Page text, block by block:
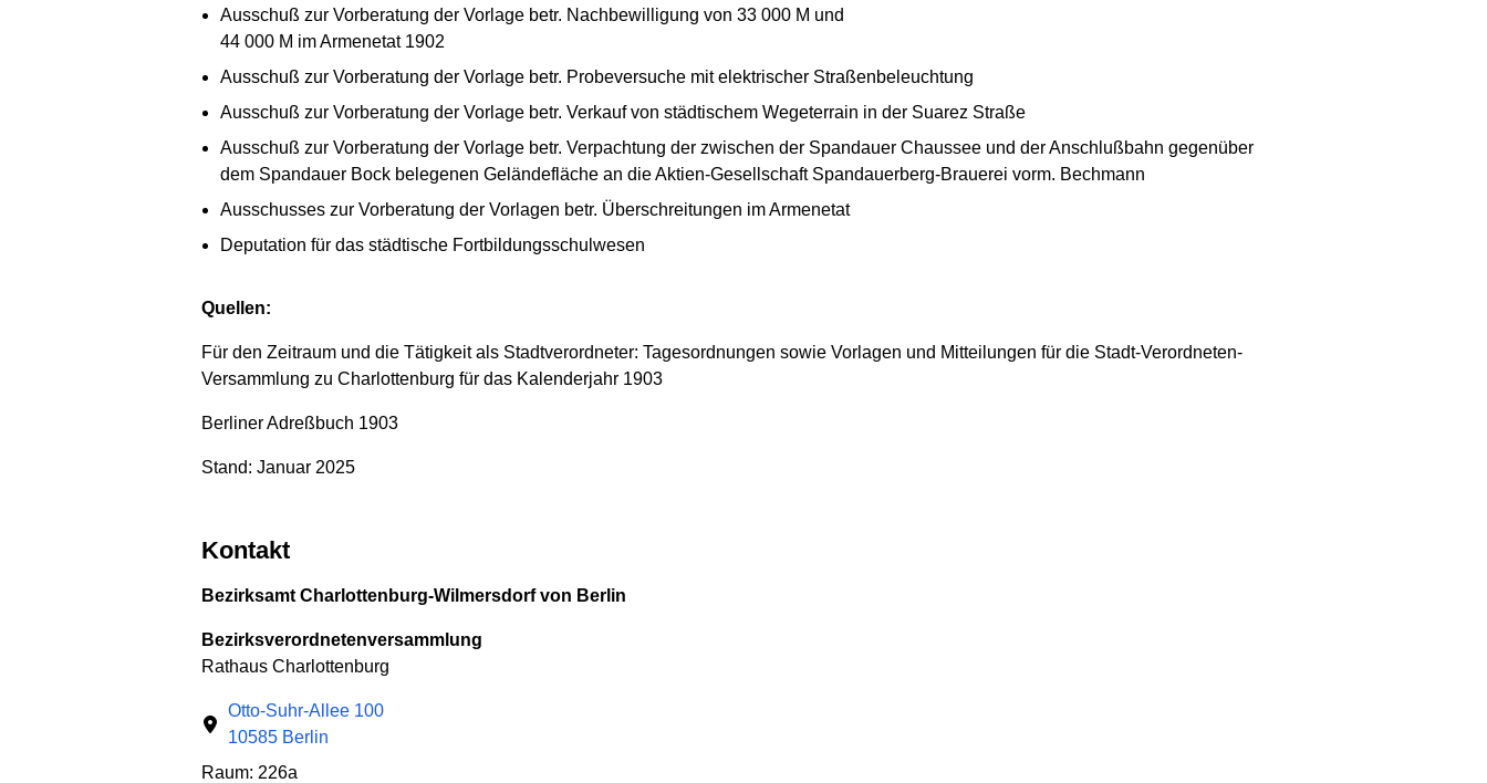
Ausschuß zur Vorberatung der Vorlage betr. Nachbewilligung von 33 000 M und
44 000 M im Armenetat 1902
Ausschuß zur Vorberatung der Vorlage betr. Probeversuche mit elektrischer Straßenbeleuchtung
Ausschuß zur Vorberatung der Vorlage betr. Verkauf von städtischem Wegeterrain in der Suarez Straße
Ausschuß zur Vorberatung der Vorlage betr. Verpachtung der zwischen der Spandauer Chaussee und der Anschlußbahn gegenüber
dem Spandauer Bock belegenen Geländefläche an die Aktien-Gesellschaft Spandauerberg-Brauerei vorm. Bechmann
Ausschusses zur Vorberatung der Vorlagen betr. Überschreitungen im Armenetat
Deputation für das städtische Fortbildungsschulwesen
Quellen:
Für den Zeitraum und die Tätigkeit als Stadtverordneter: Tagesordnungen sowie Vorlagen und Mitteilungen für die Stadt-Verordneten-
Versammlung zu Charlottenburg für das Kalenderjahr 1903
Berliner Adreßbuch 1903
Stand: Januar 2025
Kontakt
Bezirksamt Charlottenburg-Wilmersdorf von Berlin
Bezirksverordnetenversammlung
Rathaus Charlottenburg
Otto-Suhr-Allee 100
10585 Berlin
Raum: 226a